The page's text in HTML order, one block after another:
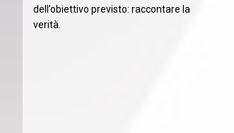
dell’obiettivo previsto: raccontare la
verità.